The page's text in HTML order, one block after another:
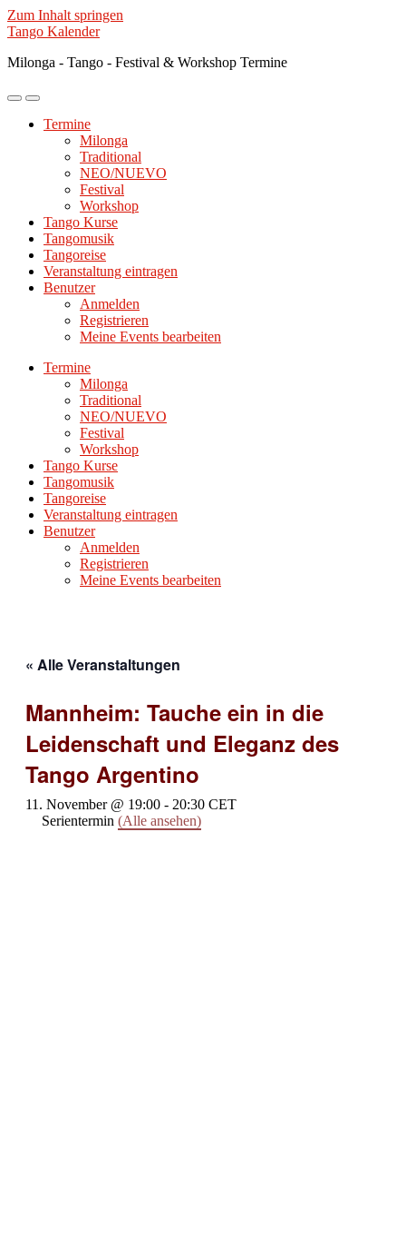
Zum Inhalt springen
Tango Kalender
Milonga - Tango - Festival & Workshop Termine
Mobile-
ein-/ausblenden
Suchfeld
ein-/ausblenden
Termine
Milonga
Traditional
NEO/NUEVO
Festival
Workshop
Tango Kurse
Tangomusik
Tangoreise
Veranstaltung eintragen
Benutzer
Anmelden
Registrieren
Meine Events bearbeiten
Termine
Milonga
Traditional
NEO/NUEVO
Festival
Workshop
Tango Kurse
Tangomusik
Tangoreise
Veranstaltung eintragen
Benutzer
Anmelden
Registrieren
Meine Events bearbeiten
« Alle Veranstaltungen
Mannheim: Tauche ein in die
Leidenschaft und Eleganz des
Tango Argentino
11. November @ 19:00 - 20:30 CET
Serientermin (Alle ansehen)